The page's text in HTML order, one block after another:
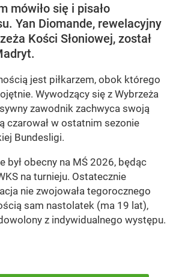
mówiło się i pisało
Yan Diomande, rewelacyjny
Kości Słoniowej, został
jest piłkarzem, obok którego
Wywodzący się z Wybrzeża
zawodnik zachwyca swoją
czarował w ostatnim sezonie
Bundesligi.
był obecny na MŚ 2026, będąc
na turnieju. Ostatecznie
nie zwojowała tegorocznego
sam nastolatek (ma 19 lat),
z indywidualnego występu.